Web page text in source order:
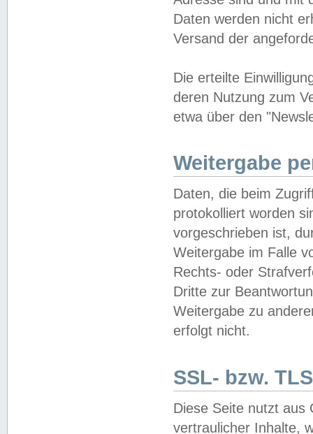
Daten werden nicht
Versand der
Die erteilte
deren Nutzung zum
etwa über den
Weitergabe
Daten, die beim
protokolliert worden
vorgeschrieben ist,
Weitergabe im Falle
Rechts- oder
Dritte zur
Weitergabe zu
erfolgt nicht.
SSL- bzw.
Diese Seite nutzt aus
vertraulicher Inhalte,